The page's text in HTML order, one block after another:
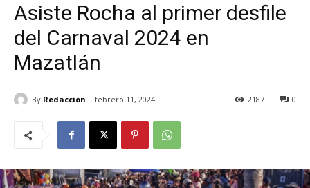
Asiste Rocha al primer desfile
del Carnaval 2024 en
Mazatlán
By Redacción febrero 11, 2024 0
2187